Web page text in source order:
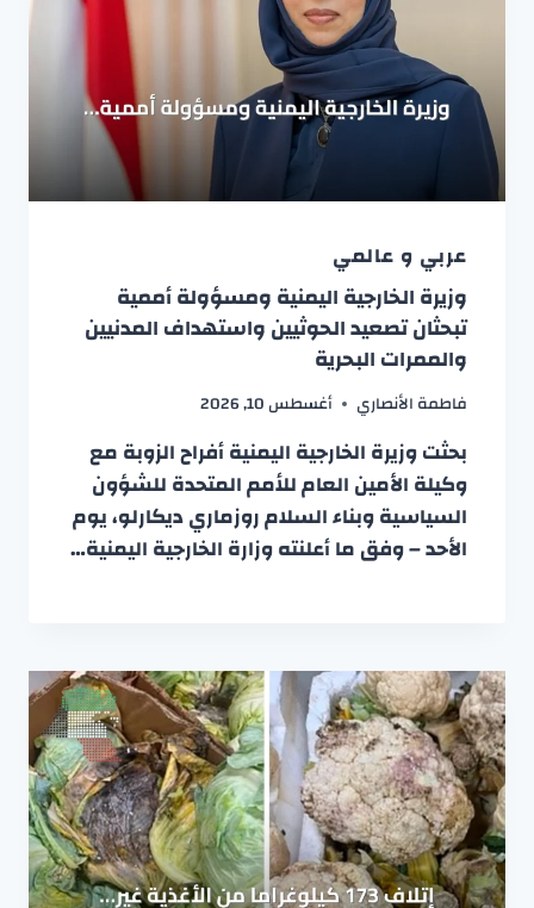
عربي و عالمي
وزيرة الخارجية اليمنية ومسؤولة أممية
تبحثان تصعيد الحوثيين واستهداف المدنيين
والممرات البحرية
فاطمة الأنصاري أغسطس 10, 2026
بحثت وزيرة الخارجية اليمنية أفراح الزوبة مع
وكيلة الأمين العام للأمم المتحدة للشؤون
السياسية وبناء السلام روزماري ديكارلو، يوم
الأحد – وفق ما أعلنته وزارة الخارجية اليمنية…